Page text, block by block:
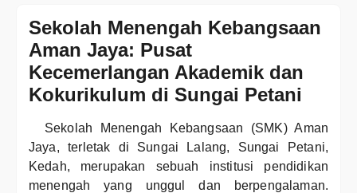
Sekolah Menengah Kebangsaan
Aman Jaya: Pusat
Kecemerlangan Akademik dan
Kokurikulum di Sungai Petani
Sekolah Menengah Kebangsaan (SMK) Aman
Jaya, terletak di Sungai Lalang, Sungai Petani,
Kedah, merupakan sebuah institusi pendidikan
menengah yang unggul dan berpengalaman.